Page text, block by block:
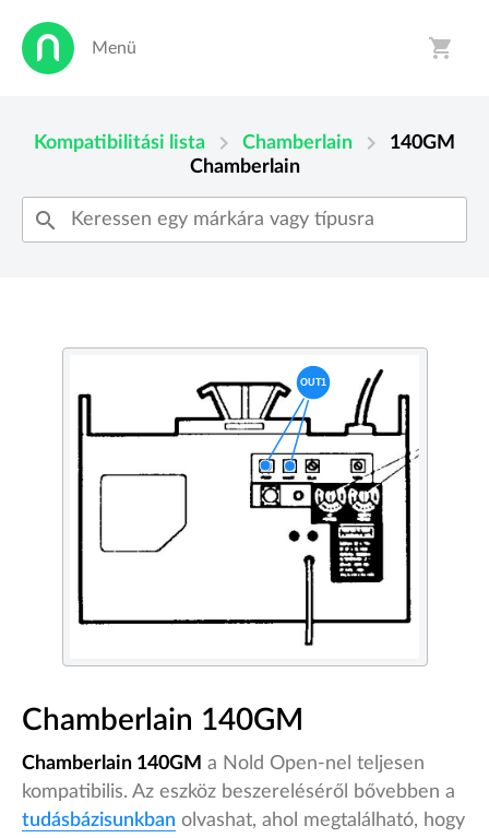
Menü shopping_cart
Kompatibilitási lista chevron_right Chamberlain chevron_right
140GM
Chamberlain
search
Chamberlain 140GM
Chamberlain 140GM a Nold Open-nel teljesen
kompatibilis. Az eszköz beszereléséről bővebben a
tudásbázisunkban olvashat, ahol megtalálható, hogy